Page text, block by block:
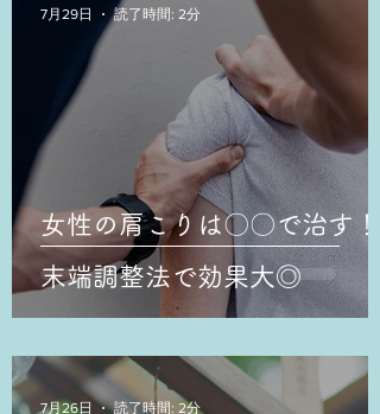
女性の肩こりは〇〇で治す！
末端調整法で効果大◎
7月29日 読了時間: 2分
7月26日 読了時間: 2分